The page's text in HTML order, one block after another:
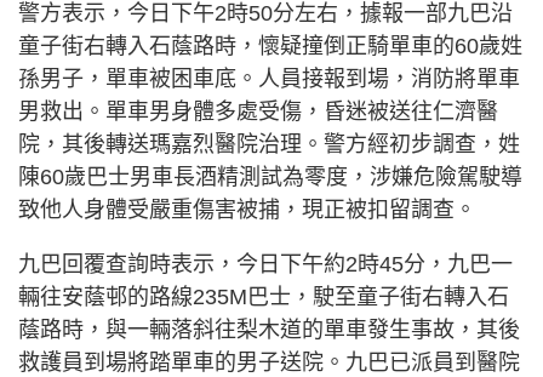
警方表示，今日下午2時50分左右，據報一部九巴沿
童子街右轉入石蔭路時，懷疑撞倒正騎單車的60歲姓
孫男子，單車被困車底。人員接報到場，消防將單車
男救出。單車男身體多處受傷，昏迷被送往仁濟醫
院，其後轉送瑪嘉烈醫院治理。警方經初步調查，姓
陳60歲巴士男車長酒精測試為零度，涉嫌危險駕駛導
致他人身體受嚴重傷害被捕，現正被扣留調查。
九巴回覆查詢時表示，今日下午約2時45分，九巴一
輛往安蔭邨的路線235M巴士，駛至童子街右轉入石
蔭路時，與一輛落斜往梨木道的單車發生事故，其後
救護員到場將踏單車的男子送院。九巴已派員到醫院